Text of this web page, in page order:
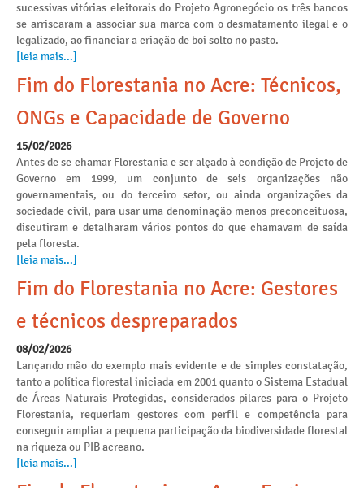
sucessivas vitórias eleitorais do Projeto Agronegócio os três bancos
se arriscaram a associar sua marca com o desmatamento ilegal e o
legalizado, ao financiar a criação de boi solto no pasto.
[leia mais...]
Fim do Florestania no Acre: Técnicos,
ONGs e Capacidade de Governo
15/02/2026
Antes de se chamar Florestania e ser alçado à condição de Projeto de
Governo em 1999, um conjunto de seis organizações não
governamentais, ou do terceiro setor, ou ainda organizações da
sociedade civil, para usar uma denominação menos preconceituosa,
discutiram e detalharam vários pontos do que chamavam de saída
pela floresta.
[leia mais...]
Fim do Florestania no Acre: Gestores
e técnicos despreparados
08/02/2026
Lançando mão do exemplo mais evidente e de simples constatação,
tanto a política florestal iniciada em 2001 quanto o Sistema Estadual
de Áreas Naturais Protegidas, considerados pilares para o Projeto
Florestania, requeriam gestores com perfil e competência para
conseguir ampliar a pequena participação da biodiversidade florestal
na riqueza ou PIB acreano.
[leia mais...]